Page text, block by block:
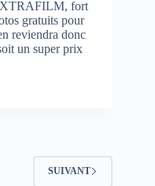
fort
gratuits pour
reviendra donc
un super prix
SUIVANT